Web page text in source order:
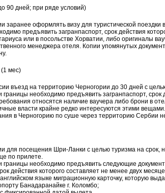
90 дней; при ряде условий)
заранее оформлять визу для туристической поездки
предъявить загранпаспорт, срок действия
или в посольстве Хорватии, либо оригиналы
менеджера отеля. Копии упомянутых
(1 мес)
въезд на территорию Черногории до 30 дней с
необходимо предъявить загранпаспорт, срок
относятся наличие ваучера либо брони в
власти крайне редко интересуются этими вещами.
в Черногорию по суше через территорию Сербии
для посещения Шри-Ланки с целью туризма на
по прилете.
границы необходимо предъявить следующие
действия которого составляет не менее двух
языке миграционную карточку, которую
Банадаранайке г. Коломбо;